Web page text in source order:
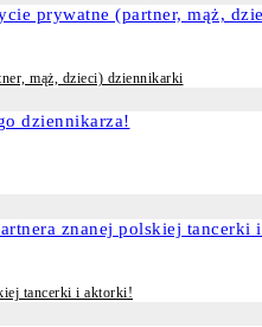
mąż, dzieci) dziennikarki
tancerki i aktorki!